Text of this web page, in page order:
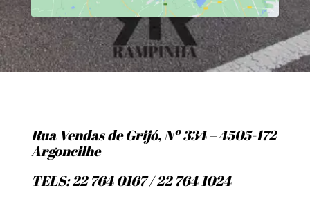
Rua Vendas de Grijó, Nº 334 – 4505-172
Argoncilhe
TELS: 22 764 0167 / 22 764 1024